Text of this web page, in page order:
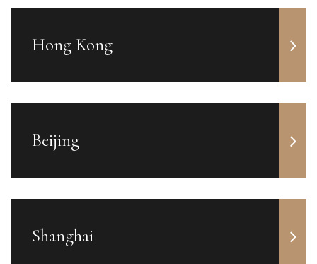
Hong Kong
Beijing
Shanghai